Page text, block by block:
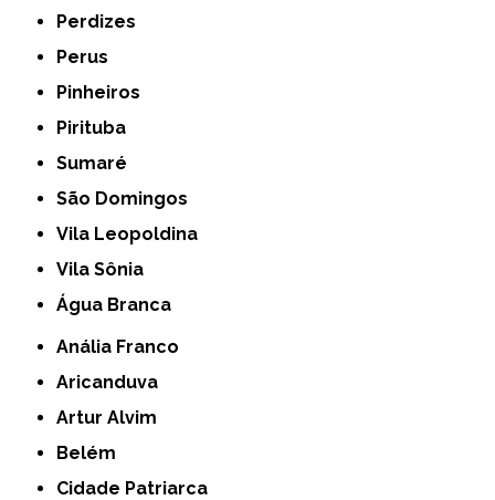
Perdizes
Perus
Pinheiros
Pirituba
Sumaré
São Domingos
Vila Leopoldina
Vila Sônia
Água Branca
Anália Franco
Aricanduva
Artur Alvim
Belém
Cidade Patriarca